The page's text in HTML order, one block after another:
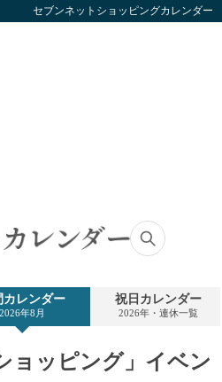
セブンネットショッピングカレンダー
カレンダー
2026年8月
祝日カレンダー
2026年・連休一覧
ョッピング」イベン